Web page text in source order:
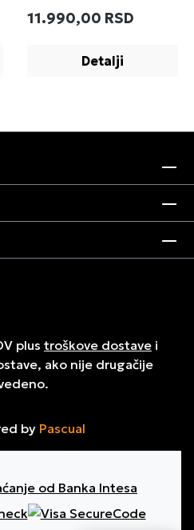
Redovna cena:
11.990,00 RSD
Detalji
plus troškove dostave i
ako nije drugačije
by Pascual